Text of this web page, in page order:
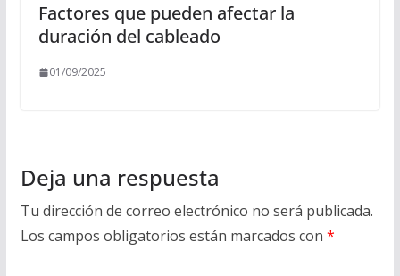
Factores que pueden afectar la
duración del cableado
01/09/2025
Deja una respuesta
Tu dirección de correo electrónico no será publicada.
Los campos obligatorios están marcados con *